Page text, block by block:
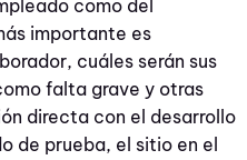
como del
importante es
cuáles serán sus
falta grave y otras
directa con el desarrollo
de prueba, el sitio en el